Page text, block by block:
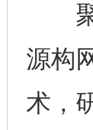
聚
源构
术，